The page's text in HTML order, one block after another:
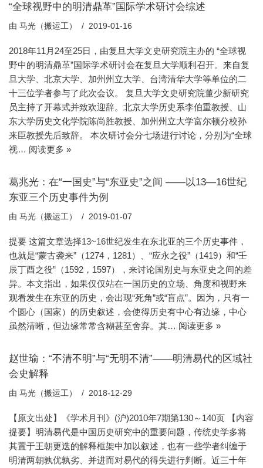
“全球视野中的明清鼎革”国际学术研讨会综述
由 马光（搬运工） 2019-01-16
2018年11月24至25日，由复旦大学文史研究院主办的 “全球视
野中的明清鼎革”国际学术研讨会在复旦大学顺利召开。来自复
旦大学、北京大学、加州州立大学、台湾清华大学等单位的二
十三位学者参与了此次会议。 复旦大学文史研究院董少新研究
员主持了开幕式并致欢迎辞。北京大学历史系李伯重教授、山
东大学历史文化学院陈尚胜教授、加州州立大学富尔顿分校孙
来臣教授先后致辞。 本次研讨会分七场进行讨论，分别为“全球
视… 阅读更多 »
葛兆光：在“一国史”与“东亚史”之间 ——以13—16世纪
东亚三个历史事件为例
由 马光（搬运工） 2019-01-07
提要 这篇文章选择13~16世纪发生在东北亚的三个历史事件，
也就是“蒙古袭来”（1274，1281）、“应永之役”（1419）和“壬
辰丁酉之役”（1592，1597），来讨论国别史与东亚史之间的差
异。本文指出，如果仅仅站在一国历史的立场、角度和视野来
观看发生在东亚的历史，会出现“死角”或“盲点”。因为，只有一
个圆心（国家）的历史叙述，会使得历史有中心有边缘，中心
虽然清晰，但边缘常常含糊甚至舍弃。其… 阅读更多 »
赵世瑜：“不清不明”与“无明不清”——明清易代的区域社
会史解释
由 马光（搬运工） 2018-12-29
【原文出处】《学术月刊》(沪)2010年7期第130～140页 【内容
提要】明清易代是中国历史研究中的重要问题，传统史学多将
其置于王朝更迭的解释框架中加以叙述，也有一些学者纠缠于
明清两朝孰优孰劣、并进而对易代的得失进行判断。近三十年